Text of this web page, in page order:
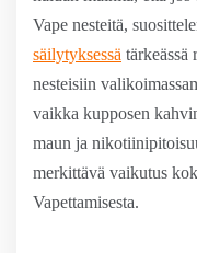
Vape nesteitä,
säilytyksessä
nesteisiin
vaikka kupposen
maun ja
merkittävä vaikutus
Vapettamisesta.